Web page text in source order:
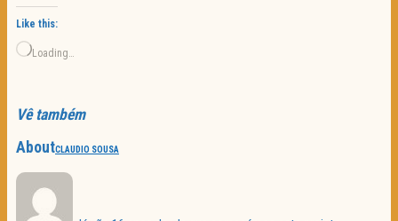
Like this:
Loading…
Vê também
AboutCLAUDIO SOUSA